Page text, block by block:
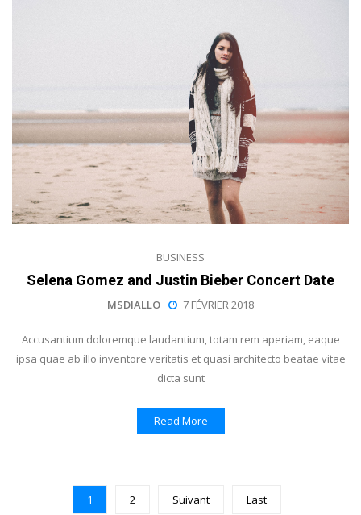
BUSINESS
Selena Gomez and Justin Bieber Concert Date
MSDIALLO 7 FÉVRIER 2018
Accusantium doloremque laudantium, totam rem aperiam, eaque
ipsa quae ab illo inventore veritatis et quasi architecto beatae vitae
dicta sunt
Read More
1 2 Suivant Last